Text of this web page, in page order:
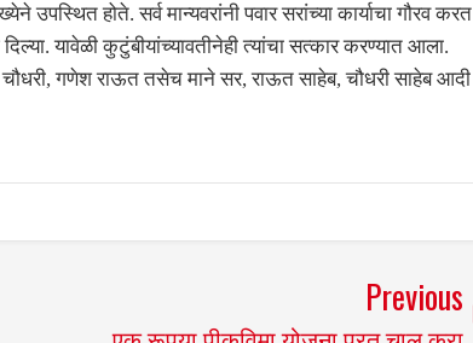
उपस्थित होते. सर्व मान्यवरांनी पवार सरांच्या कार्याचा गौरव करत
यावेळी कुटुंबीयांच्यावतीनेही त्यांचा सत्कार करण्यात आला.
गणेश राऊत तसेच माने सर, राऊत साहेब, चौधरी साहेब आदी
Previous